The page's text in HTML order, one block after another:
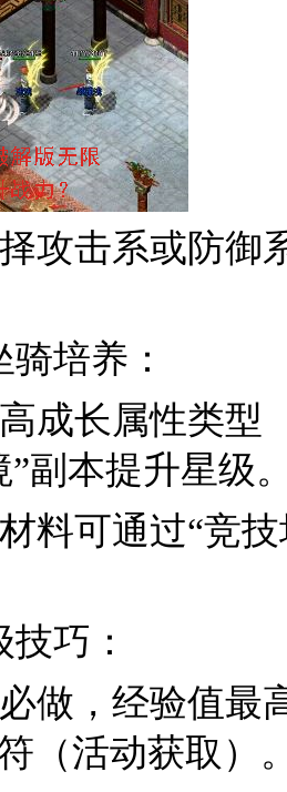
攻击系或防御
培养：
成长属性类型
”副本提升星级
料可通过“竞
巧：
做，经验值最
（活动获取）